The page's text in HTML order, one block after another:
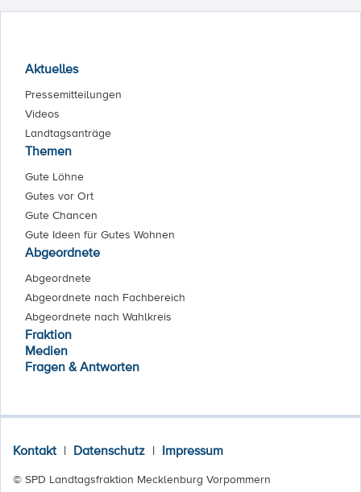
Aktuelles
Pressemitteilungen
Videos
Landtagsanträge
Themen
Gute Löhne
Gutes vor Ort
Gute Chancen
Gute Ideen für Gutes Wohnen
Abgeordnete
Abgeordnete
Abgeordnete nach Fachbereich
Abgeordnete nach Wahlkreis
Fraktion
Medien
Fragen & Antworten
Kontakt | Datenschutz | Impressum
© SPD Landtagsfraktion Mecklenburg Vorpommern